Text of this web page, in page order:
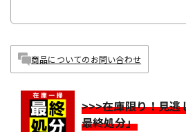
商品についてのお問い合わせ
>>>在庫限り！見逃
最終処分」